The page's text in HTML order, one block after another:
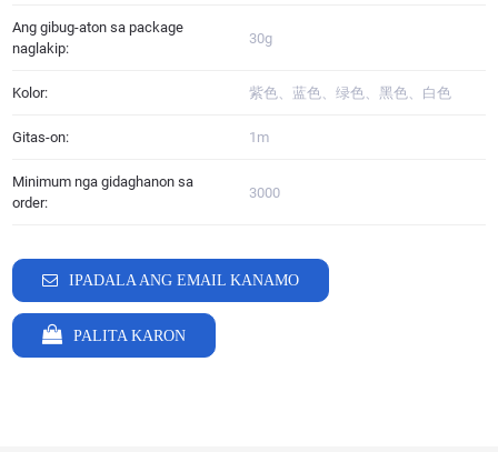
Ang gibug-aton sa package
naglakip:
30g
Kolor: 紫色、蓝色、绿色、黑色、白色
Gitas-on: 1m
Minimum nga gidaghanon sa
order:
3000
IPADALA ANG EMAIL KANAMO
PALITA KARON